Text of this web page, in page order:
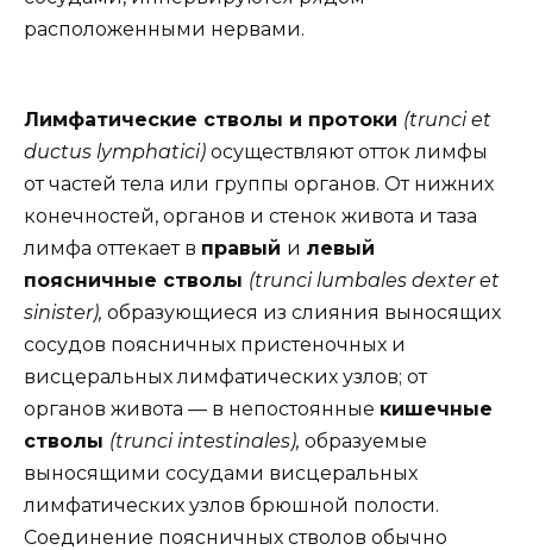
расположенными нервами.
Лимфатические стволы и протоки (trunci et
ductus lymphatici) осуществляют отток лимфы
от частей тела или группы органов. От нижних
конечностей, органов и стенок живота и таза
лимфа оттекает в правый и левый
поясничные стволы (trunci lumbales dexter et
sinister), образующиеся из слияния выносящих
сосудов поясничных пристеночных и
висцеральных лимфатических узлов; от
органов живота — в непостоянные кишечные
стволы (trunci intestinales), образуемые
выносящими сосудами висцеральных
лимфатических узлов брюшной полости.
Соединение поясничных стволов обычно